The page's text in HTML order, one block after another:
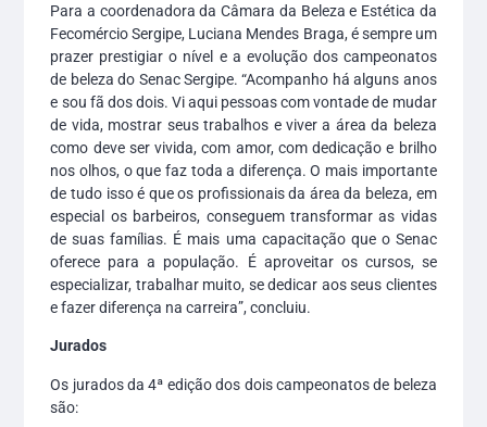
Para a coordenadora da Câmara da Beleza e Estética da
Fecomércio Sergipe, Luciana Mendes Braga, é sempre um
prazer prestigiar o nível e a evolução dos campeonatos
de beleza do Senac Sergipe. “Acompanho há alguns anos
e sou fã dos dois. Vi aqui pessoas com vontade de mudar
de vida, mostrar seus trabalhos e viver a área da beleza
como deve ser vivida, com amor, com dedicação e brilho
nos olhos, o que faz toda a diferença. O mais importante
de tudo isso é que os profissionais da área da beleza, em
especial os barbeiros, conseguem transformar as vidas
de suas famílias. É mais uma capacitação que o Senac
oferece para a população. É aproveitar os cursos, se
especializar, trabalhar muito, se dedicar aos seus clientes
e fazer diferença na carreira”, concluiu.
Jurados
Os jurados da 4ª edição dos dois campeonatos de beleza
são: